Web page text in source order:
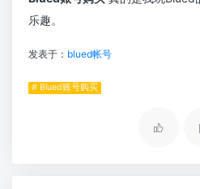
乐趣。
发表于： blued帐号
# Blued账号购买